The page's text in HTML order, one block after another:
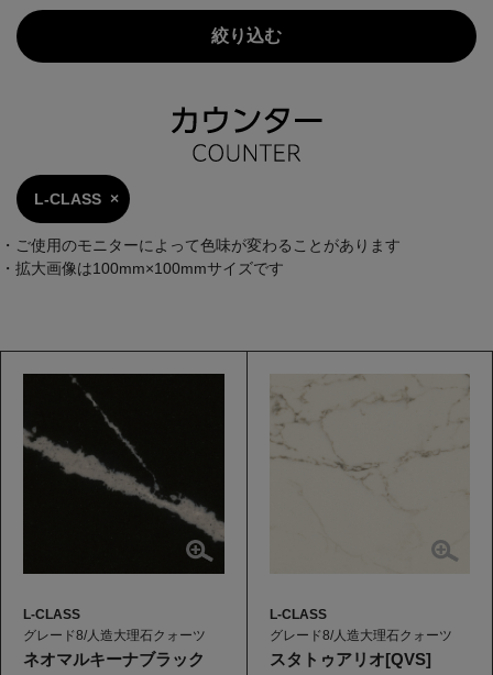
絞り込む
L-CLASS
・ご使用のモニターによって色味が変わることがあります
・拡大画像は100mm×100mmサイズです
L-CLASS
グレード8/人造大理石クォーツ
ネオマルキーナブラック
L-CLASS
グレード8/人造大理石クォーツ
スタトゥアリオ[QVS]